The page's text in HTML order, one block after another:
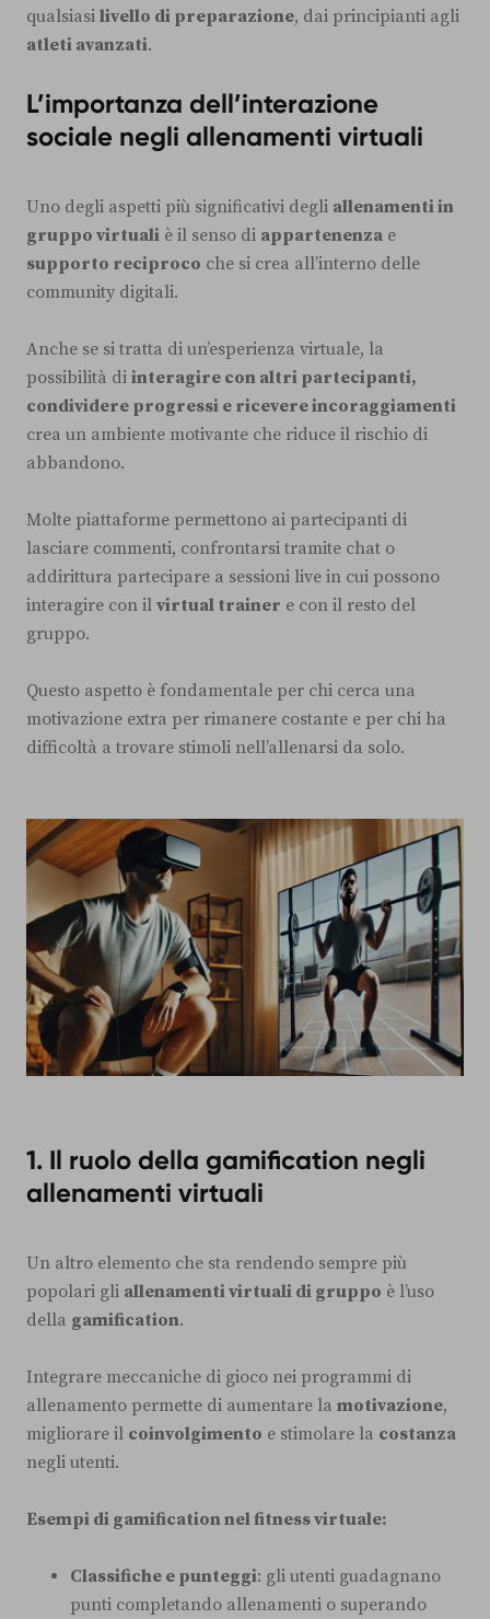
qualsiasi livello di preparazione, dai principianti agli
atleti avanzati.
L’importanza dell’interazione
sociale negli allenamenti virtuali
Uno degli aspetti più significativi degli allenamenti in
gruppo virtuali è il senso di appartenenza e
supporto reciproco che si crea all’interno delle
community digitali.
Anche se si tratta di un’esperienza virtuale, la
possibilità di interagire con altri partecipanti,
condividere progressi e ricevere incoraggiamenti
crea un ambiente motivante che riduce il rischio di
abbandono.
Molte piattaforme permettono ai partecipanti di
lasciare commenti, confrontarsi tramite chat o
addirittura partecipare a sessioni live in cui possono
interagire con il virtual trainer e con il resto del
gruppo.
Questo aspetto è fondamentale per chi cerca una
motivazione extra per rimanere costante e per chi ha
difficoltà a trovare stimoli nell’allenarsi da solo.
1. Il ruolo della gamification negli
allenamenti virtuali
Un altro elemento che sta rendendo sempre più
popolari gli allenamenti virtuali di gruppo è l’uso
della gamification.
Integrare meccaniche di gioco nei programmi di
allenamento permette di aumentare la motivazione,
migliorare il coinvolgimento e stimolare la costanza
negli utenti.
Esempi di gamification nel fitness virtuale:
Classifiche e punteggi: gli utenti guadagnano
punti completando allenamenti o superando